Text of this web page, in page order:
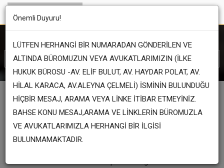
Önemli Duyuru!
LÜTFEN HERHANGİ BİR NUMARADAN GÖNDERİLEN VE
ALTINDA BÜROMUZUN VEYA AVUKATLARIMIZIN (İLKE
HUKUK BÜROSU -AV. ELİF BULUT, AV. HAYDAR POLAT, AV.
HİLAL KARACA, AV.ALEYNA ÇELMELİ) İSMİNİN BULUNDUĞU
HİÇBİR MESAJ, ARAMA VEYA LİNKE İTİBAR ETMEYİNİZ.
BAHSE KONU MESAJ,ARAMA VE LİNKLERİN BÜROMUZLA
VE AVUKATLARIMIZLA HERHANGİ BİR İLGİSİ
BULUNMAMAKTADIR.
Hukuk,Adalet..
İlkeHukuk Bürosu